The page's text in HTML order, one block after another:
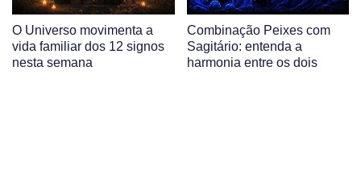
O Universo movimenta a
vida familiar dos 12 signos
nesta semana
Combinação Peixes com
Sagitário: entenda a
harmonia entre os dois